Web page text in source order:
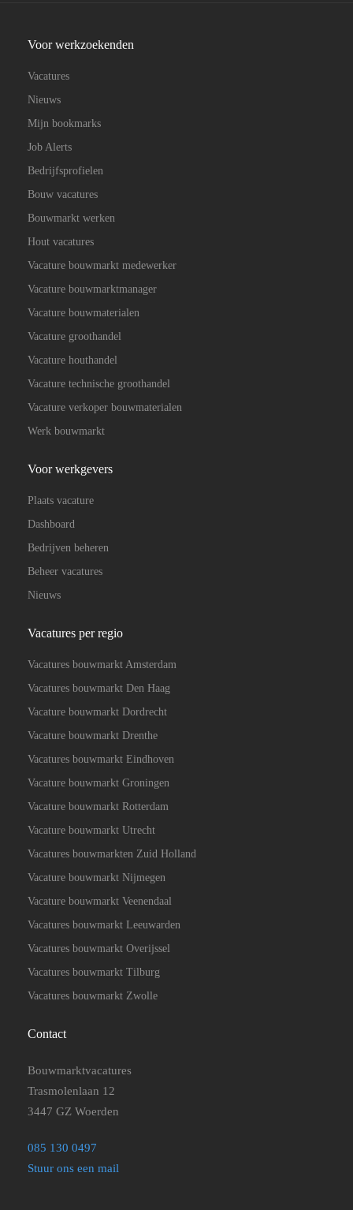
Voor werkzoekenden
Vacatures
Nieuws
Mijn bookmarks
Job Alerts
Bedrijfsprofielen
Bouw vacatures
Bouwmarkt werken
Hout vacatures
Vacature bouwmarkt medewerker
Vacature bouwmarktmanager
Vacature bouwmaterialen
Vacature groothandel
Vacature houthandel
Vacature technische groothandel
Vacature verkoper bouwmaterialen
Werk bouwmarkt
Voor werkgevers
Plaats vacature
Dashboard
Bedrijven beheren
Beheer vacatures
Nieuws
Vacatures per regio
Vacatures bouwmarkt Amsterdam
Vacatures bouwmarkt Den Haag
Vacature bouwmarkt Dordrecht
Vacature bouwmarkt Drenthe
Vacatures bouwmarkt Eindhoven
Vacature bouwmarkt Groningen
Vacature bouwmarkt Rotterdam
Vacature bouwmarkt Utrecht
Vacatures bouwmarkten Zuid Holland
Vacature bouwmarkt Nijmegen
Vacature bouwmarkt Veenendaal
Vacatures bouwmarkt Leeuwarden
Vacatures bouwmarkt Overijssel
Vacatures bouwmarkt Tilburg
Vacatures bouwmarkt Zwolle
Contact
Bouwmarktvacatures
Trasmolenlaan 12
3447 GZ Woerden
085 130 0497
Stuur ons een mail